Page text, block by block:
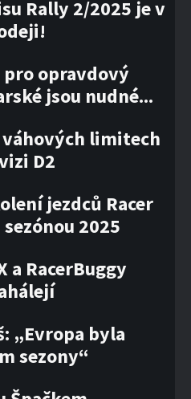
Rally 2/2025 je v
pro opravdový
jsou nudné...
váhových limitech
D2
jezdců Racer
2025
a RacerBuggy
„Evropa byla
sezony“